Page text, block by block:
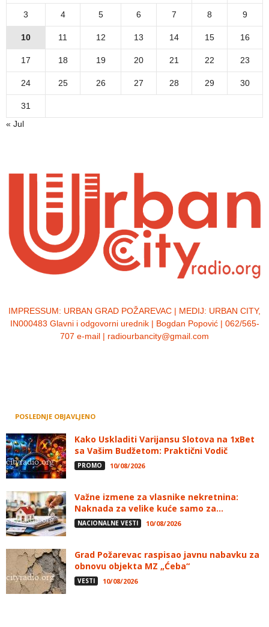
3 4 5 6 7 8 9
10 11 12 13 14 15 16
17 18 19 20 21 22 23
24 25 26 27 28 29 30
31
« Jul
IMPRESSUM: URBAN GRAD POŽAREVAC | MEDIJ: URBAN CITY,
IN000483 Glavni i odgovorni urednik | Bogdan Popović | 062/565-
707 e-mail | radiourbancity@gmail.com
POSLEDNJE OBJAVLJENO
Kako Uskladiti Varijansu Slotova na 1xBet
sa Vašim Budžetom: Praktični Vodič
PROMO 10/08/2026
Važne izmene za vlasnike nekretnina:
Naknada za velike kuće samo za...
NACIONALNE VESTI 10/08/2026
Grad Požarevac raspisao javnu nabavku za
obnovu objekta MZ „Ćeba“
VESTI 10/08/2026